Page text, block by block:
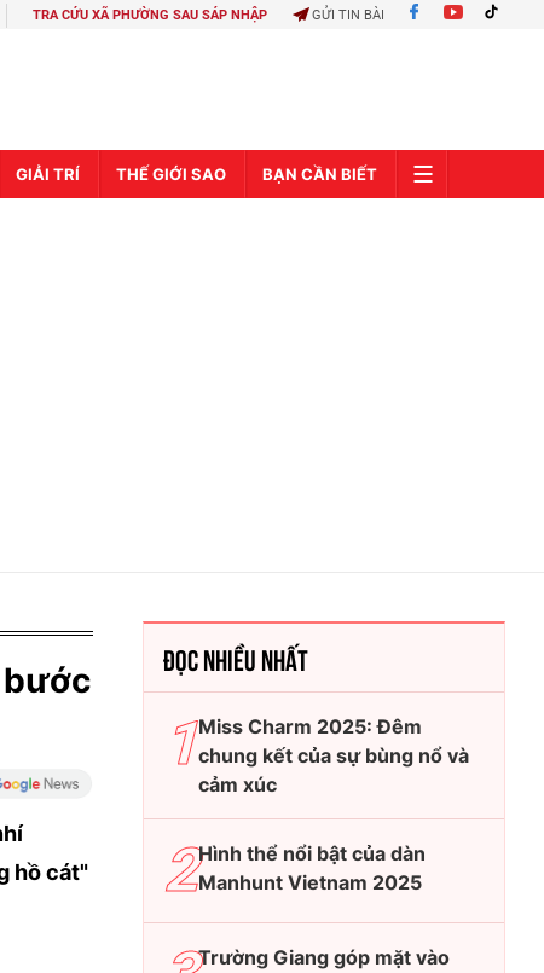
TRA CỨU XÃ PHƯỜNG SAU SÁP NHẬP GỬI TIN BÀI
GIẢI TRÍ THẾ GIỚI SAO BẠN CẦN BIẾT
bước
hồ cát"
ĐỌC NHIỀU NHẤT
Miss Charm 2025: Đêm
chung kết của sự bùng nổ và
cảm xúc
Hình thể nổi bật của dàn
Manhunt Vietnam 2025
Trường Giang góp mặt vào